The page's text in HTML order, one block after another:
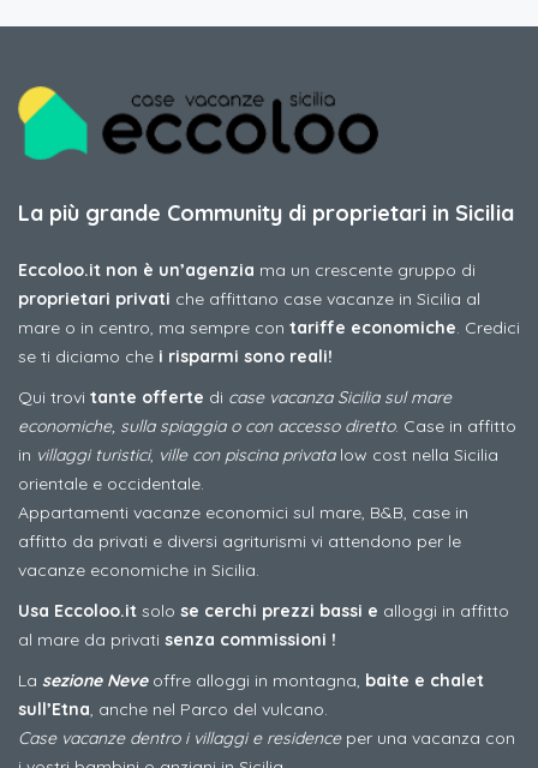
La più grande Community di proprietari in Sicilia
Eccoloo.it non è un’agenzia ma un crescente gruppo di
proprietari privati che affittano case vacanze in Sicilia al
mare o in centro, ma sempre con tariffe economiche. Credici
se ti diciamo che i risparmi sono reali!
Qui trovi tante offerte di case vacanza Sicilia sul mare
economiche, sulla spiaggia o con accesso diretto. Case in affitto
in villaggi turistici, ville con piscina privatalow cost nella Sicilia
orientale e occidentale.
Appartamenti vacanze economici sul mare, B&B, case in
affitto da privati e diversi agriturismi vi attendono per le
vacanze economiche in Sicilia.
Usa Eccoloo.it solo se cerchi prezzi bassi e alloggi in affitto
al mare da privati senza commissioni !
La sezione Neveoffre alloggi in montagna, baite e chalet
sull’Etna, anche nel Parco del vulcano.
Case vacanze dentro i villaggi e residenceper una vacanza con